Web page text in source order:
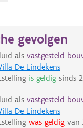
gevolgen
als vastgesteld
De Lindekens
is geldigsinds
als vastgesteld
De Lindekens
was geldigvan